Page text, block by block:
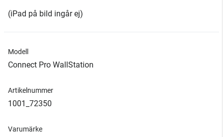
(iPad på bild ingår ej)
Modell
Connect Pro WallStation
Artikelnummer
1001_72350
Varumärke